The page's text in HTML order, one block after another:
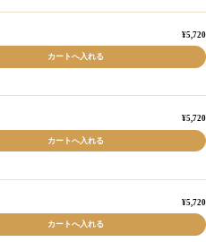
¥5,720
¥5,720
¥5,720